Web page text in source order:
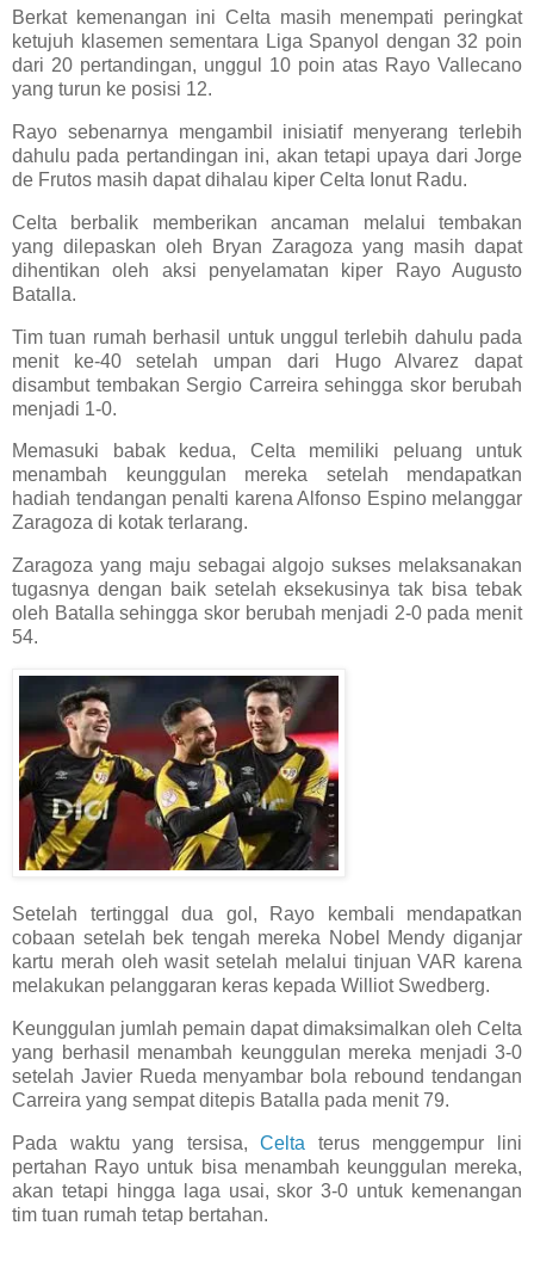
Berkat kemenangan ini Celta masih menempati peringkat
ketujuh klasemen sementara Liga Spanyol dengan 32 poin
dari 20 pertandingan, unggul 10 poin atas Rayo Vallecano
yang turun ke posisi 12.
Rayo sebenarnya mengambil inisiatif menyerang terlebih
dahulu pada pertandingan ini, akan tetapi upaya dari Jorge
de Frutos masih dapat dihalau kiper Celta Ionut Radu.
Celta berbalik memberikan ancaman melalui tembakan
yang dilepaskan oleh Bryan Zaragoza yang masih dapat
dihentikan oleh aksi penyelamatan kiper Rayo Augusto
Batalla.
Tim tuan rumah berhasil untuk unggul terlebih dahulu pada
menit ke-40 setelah umpan dari Hugo Alvarez dapat
disambut tembakan Sergio Carreira sehingga skor berubah
menjadi 1-0.
Memasuki babak kedua, Celta memiliki peluang untuk
menambah keunggulan mereka setelah mendapatkan
hadiah tendangan penalti karena Alfonso Espino melanggar
Zaragoza di kotak terlarang.
Zaragoza yang maju sebagai algojo sukses melaksanakan
tugasnya dengan baik setelah eksekusinya tak bisa tebak
oleh Batalla sehingga skor berubah menjadi 2-0 pada menit
54.
Setelah tertinggal dua gol, Rayo kembali mendapatkan
cobaan setelah bek tengah mereka Nobel Mendy diganjar
kartu merah oleh wasit setelah melalui tinjuan VAR karena
melakukan pelanggaran keras kepada Williot Swedberg.
Keunggulan jumlah pemain dapat dimaksimalkan oleh Celta
yang berhasil menambah keunggulan mereka menjadi 3-0
setelah Javier Rueda menyambar bola rebound tendangan
Carreira yang sempat ditepis Batalla pada menit 79.
Pada waktu yang tersisa, Celta terus menggempur lini
pertahan Rayo untuk bisa menambah keunggulan mereka,
akan tetapi hingga laga usai, skor 3-0 untuk kemenangan
tim tuan rumah tetap bertahan.